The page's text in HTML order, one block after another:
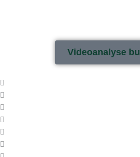
Videoanalyse